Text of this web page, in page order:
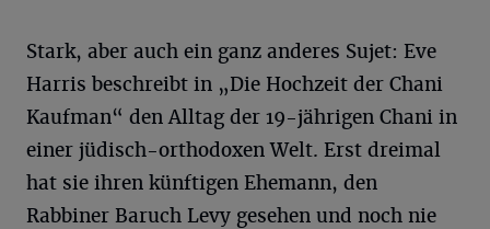
Stark, aber auch ein ganz anderes Sujet: Eve
Harris beschreibt in „Die Hochzeit der Chani
Kaufman“ den Alltag der 19-jährigen Chani in
einer jüdisch-orthodoxen Welt. Erst dreimal
hat sie ihren künftigen Ehemann, den
Rabbiner Baruch Levy gesehen und noch nie